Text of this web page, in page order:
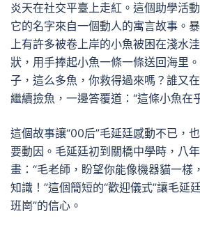
炎天在社交平臺上走紅。這個助學活
它的名字來自一個動人的寓言故事。
上有許多被卷上岸的小魚被困在淺水
狀，用手捧起小魚一條一條送回海里
子，這么多魚，你救得過來嗎？誰又
繼續撿魚，一邊答覆道：“這條小魚在
這個故事讓“00后”毛延廷感動不已，
要動因。毛延廷初到關橋中學時，八
畫：“毛老師，盼望你能像機器貓一樣
知識！”這個簡短的“歡迎儀式”讓毛延
班崗”的信心。